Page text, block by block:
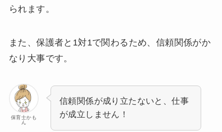
られます。
また、保護者と1対1で関わるため、信頼関係がか
なり大事です。
保育士かも
ん
信頼関係が成り立たないと、仕事
が成立しません！